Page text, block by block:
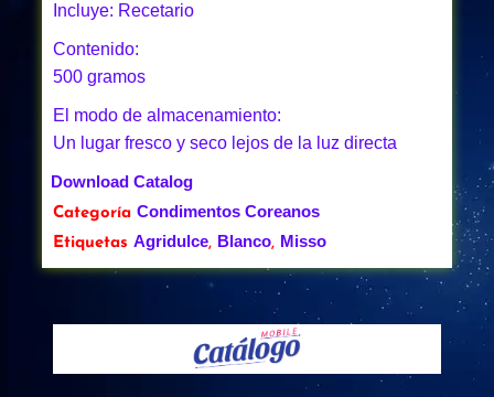
Incluye: Recetario
Contenido:
500 gramos
El modo de almacenamiento:
Un lugar fresco y seco lejos de la luz directa
Download Catalog
Categoría Condimentos Coreanos
Etiquetas Agridulce, Blanco, Misso